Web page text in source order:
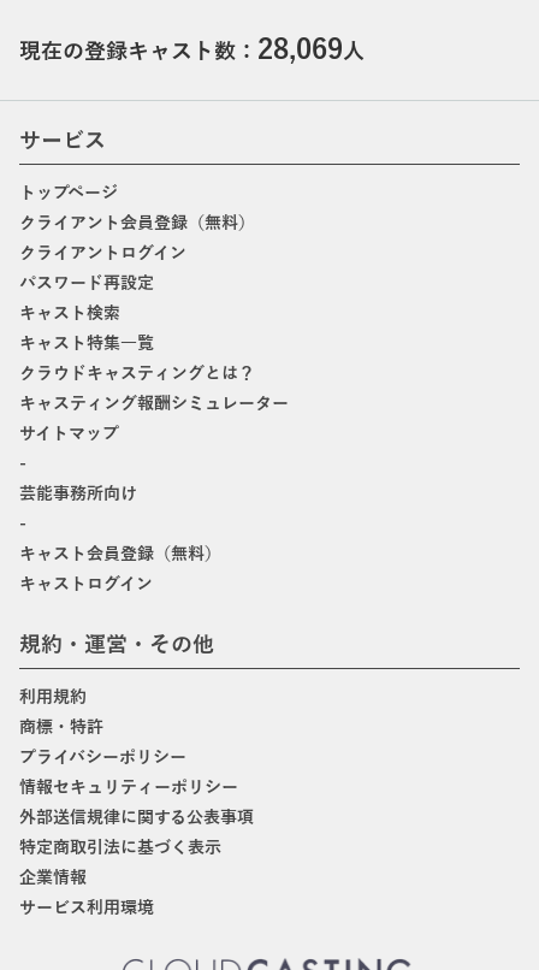
現在の登録キャスト数： 28,069人
サービス
トップページ
クライアント会員登録（無料）
クライアントログイン
パスワード再設定
キャスト検索
キャスト特集一覧
クラウドキャスティングとは？
キャスティング報酬シミュレーター
サイトマップ
-
芸能事務所向け
-
キャスト会員登録（無料）
キャストログイン
規約・運営・その他
利用規約
商標・特許
プライバシーポリシー
情報セキュリティーポリシー
外部送信規律に関する公表事項
特定商取引法に基づく表示
企業情報
サービス利用環境